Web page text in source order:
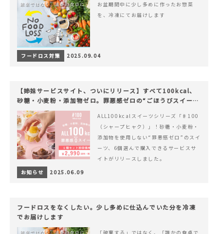
お盆期間中に少し多めに作ったお惣菜
を、冷凍にてお届けします
フードロス対策 2025.09.04
【姉妹サービスサイト、ついにリリース】すべて100kcal、
砂糖・小麦粉・添加物ゼロ。罪悪感ゼロの“ごほうびスイー
ツ”『#100（シャープ100）』
ALL100kcalスイーツシリーズ「♯100
（シャープヒャク）」！砂糖・小麦粉・
添加物を使用しない“罪悪感ゼロ”のスイ
ーツ、6個選んで購入できるサービスサ
イトがリリースしました。
お知らせ
2025.06.09
フードロスをなくしたい。少し多めに仕込んでいた分を冷凍
でお届けします
「破棄する」ではなく、「誰かの食卓で